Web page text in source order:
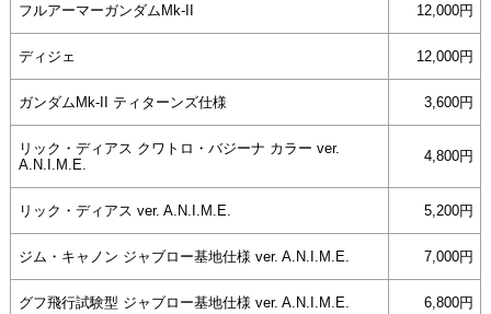
フルアーマーガンダムMk-II 12,000円
ディジェ 12,000円
ガンダムMk-II ティターンズ仕様 3,600円
リック・ディアス クワトロ・バジーナ カラー ver.
A.N.I.M.E.
4,800円
リック・ディアス ver. A.N.I.M.E. 5,200円
ジム・キャノン ジャブロー基地仕様 ver. A.N.I.M.E. 7,000円
グフ飛行試験型 ジャブロー基地仕様 ver. A.N.I.M.E. 6,800円